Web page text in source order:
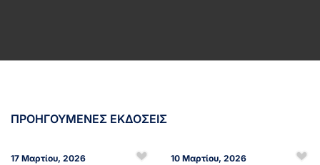
ΠΡΟΗΓΟΥΜΕΝΕΣ ΕΚΔΟΣΕΙΣ
17 Μαρτίου, 2026 10 Μαρτίου, 2026